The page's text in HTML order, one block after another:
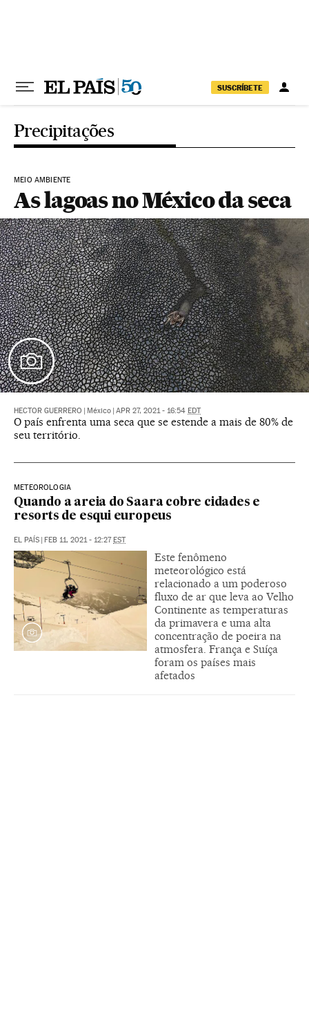
SUSCRÍBETE
Precipitações
MEIO AMBIENTE
As lagoas no México da seca
HECTOR GUERRERO México APR 27, 2021 - 16:54 EDT
O país enfrenta uma seca que se estende a mais de 80% de
seu território.
METEOROLOGIA
Quando a areia do Saara cobre cidades e
resorts de esqui europeus
EL PAÍS FEB 11, 2021 - 12:27 EST
Este fenômeno
meteorológico está
relacionado a um poderoso
fluxo de ar que leva ao Velho
Continente as temperaturas
da primavera e uma alta
concentração de poeira na
atmosfera. França e Suíça
foram os países mais
afetados